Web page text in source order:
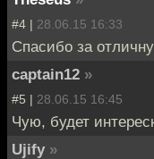
#4 | 28.06.15 16:33
Спасибо за
captain12 »
#5 | 28.06.15 16:45
Чую, будет
Ujify »